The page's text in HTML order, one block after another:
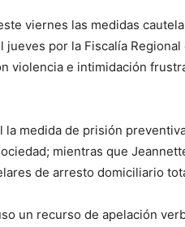
viernes las medidas
por la Fiscalía Regional
violencia e intimidación
medida de prisión
mientras que
de arresto domiciliario
un recurso de apelación